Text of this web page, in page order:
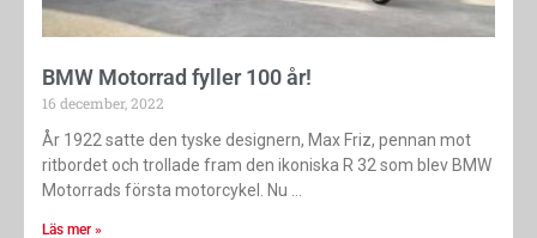
BMW Motorrad fyller 100 år!
16 december, 2022
År 1922 satte den tyske designern, Max Friz, pennan mot
ritbordet och trollade fram den ikoniska R 32 som blev BMW
Motorrads första motorcykel. Nu
Läs mer »